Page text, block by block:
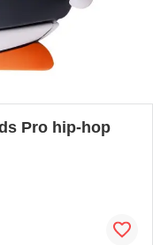
Pro hip-hop